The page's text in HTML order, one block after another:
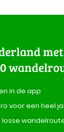
in de app
voor een heel